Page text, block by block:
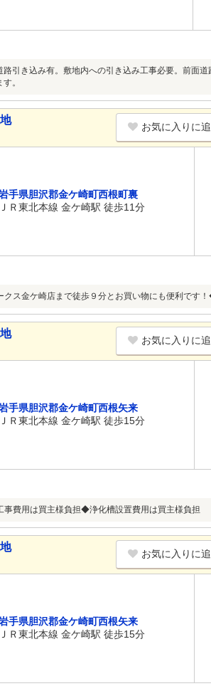
路引き込み有。敷地内への引き込み工事必要。前面
。
お気に入りに
手県胆沢郡金ケ崎町西根町裏
ＪＲ東北本線 金ケ崎駅 徒歩11分
ス金ケ崎店まで徒歩９分とお買い物にも便利で
お気に入りに
手県胆沢郡金ケ崎町西根矢来
ＪＲ東北本線 金ケ崎駅 徒歩15分
費用は買主様負担◆浄化槽設置費用は買主様負担
お気に入りに
手県胆沢郡金ケ崎町西根矢来
ＪＲ東北本線 金ケ崎駅 徒歩15分